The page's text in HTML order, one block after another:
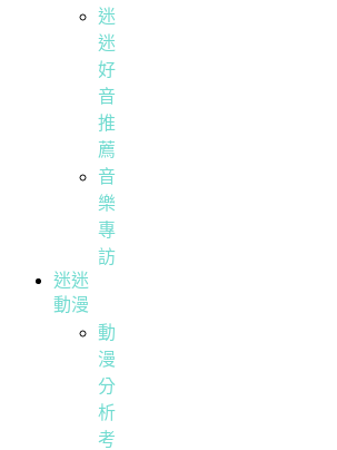
迷
迷
好
音
推
薦
音
樂
專
訪
迷迷
動漫
動
漫
分
析
考